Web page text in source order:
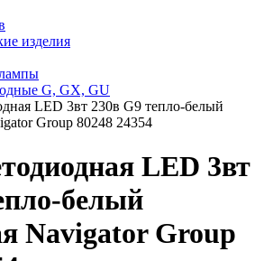
изделия
G, GX, GU
LED 3вт 230в G9 тепло-белый
Group 80248 24354
LED 3вт
белый
Navigator Group